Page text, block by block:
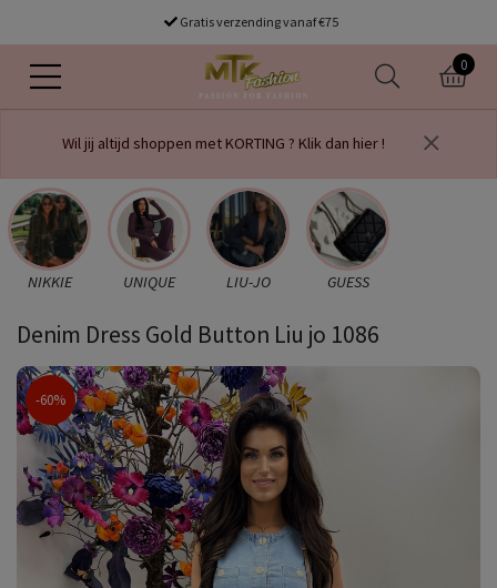
Gratis verzending vanaf €75
0
Wil jij altijd shoppen met KORTING ? Klik dan hier !
NIKKIE UNIQUE LIU-JO GUESS
Denim Dress Gold Button Liu jo 1086
-60%